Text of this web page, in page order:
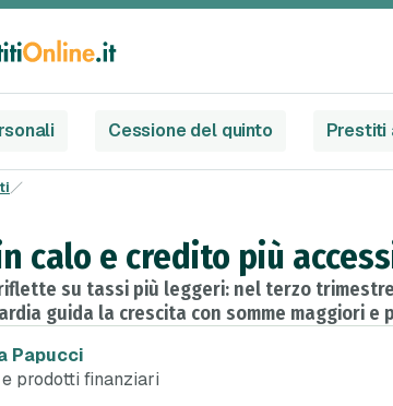
Cessione del quinto Prestiti
calo e credito più
su tassi più leggeri: nel terzo
guida la crescita con somme maggiori e
Papucci
prodotti finanziari